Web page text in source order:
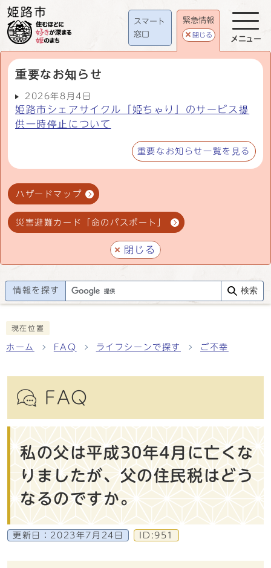
スマート
窓口
緊急情報
閉じる
重要なお知らせ
2026年8月4日
姫路市シェアサイクル「姫ちゃり」のサービス提
供一時停止について
重要なお知らせ一覧を見る
ハザードマップ
災害避難カード「命のパスポート」
閉じる
メニュー
情報を探す 検索
現在位置
ホーム FAQ ライフシーンで探す ご不幸
FAQ
私の父は平成30年4月に亡くな
りましたが、父の住民税はどう
なるのですか。
更新日： 2023年7月24日 ID:951